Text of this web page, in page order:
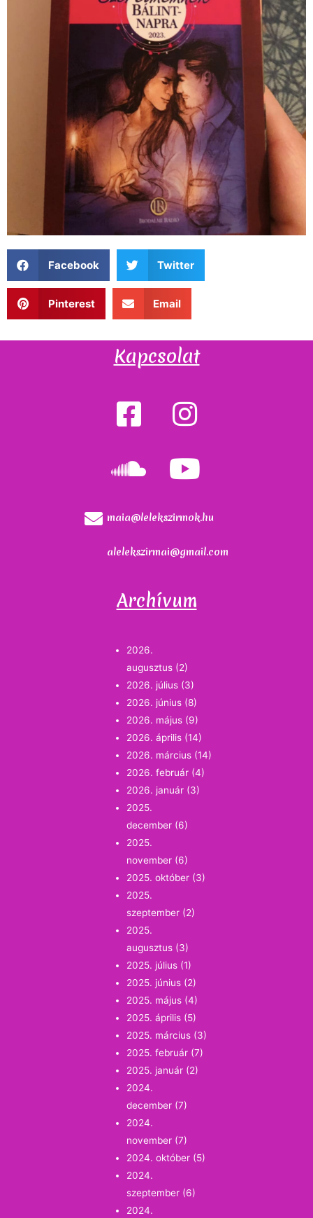
Facebook Twitter
Pinterest Email
Kapcsolat
maia@lelekszirmok.hu
alelekszirmai@gmail.com
Archívum
2026.
augusztus (2)
2026. július (3)
2026. június (8)
2026. május (9)
2026. április (14)
2026. március (14)
2026. február (4)
2026. január (3)
2025.
december (6)
2025.
november (6)
2025. október (3)
2025.
szeptember (2)
2025.
augusztus (3)
2025. július (1)
2025. június (2)
2025. május (4)
2025. április (5)
2025. március (3)
2025. február (7)
2025. január (2)
2024.
december (7)
2024.
november (7)
2024. október (5)
2024.
szeptember (6)
2024.